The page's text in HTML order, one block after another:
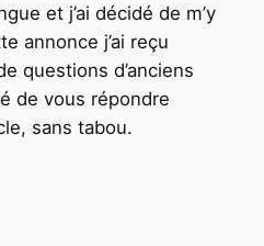
et j’ai décidé de m’y
annonce j’ai reçu
questions d’anciens
de vous répondre
sans tabou.